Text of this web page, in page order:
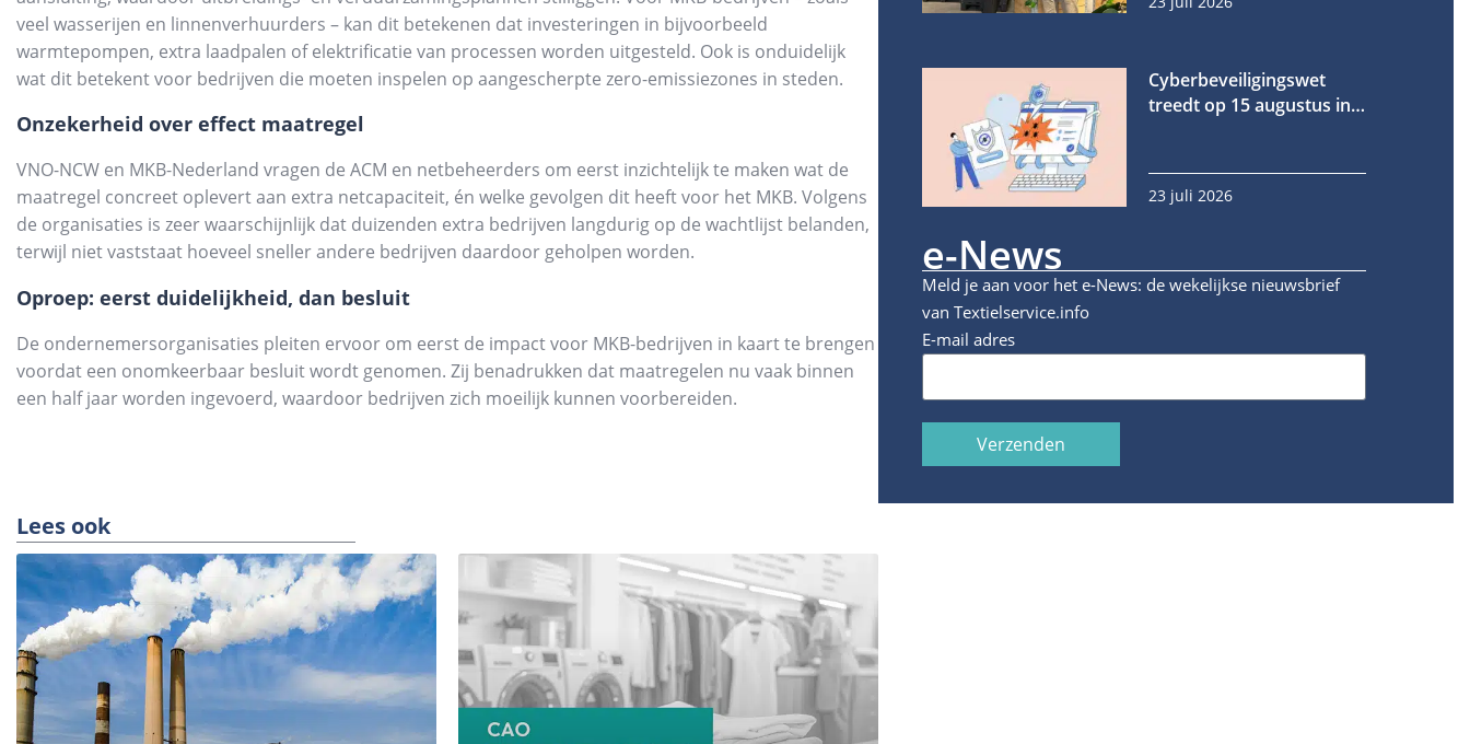
veel wasserijen en linnenverhuurders – kan dit betekenen dat investeringen in bijvoorbeeld
warmtepompen, extra laadpalen of elektrificatie van processen worden uitgesteld. Ook is onduidelijk
wat dit betekent voor bedrijven die moeten inspelen op aangescherpte zero-emissiezones in steden.
Onzekerheid over effect maatregel
VNO-NCW en MKB-Nederland vragen de ACM en netbeheerders om eerst inzichtelijk te maken wat de
maatregel concreet oplevert aan extra netcapaciteit, én welke gevolgen dit heeft voor het MKB. Volgens
de organisaties is zeer waarschijnlijk dat duizenden extra bedrijven langdurig op de wachtlijst belanden,
terwijl niet vaststaat hoeveel sneller andere bedrijven daardoor geholpen worden.
Oproep: eerst duidelijkheid, dan besluit
De ondernemersorganisaties pleiten ervoor om eerst de impact voor MKB-bedrijven in kaart te brengen
voordat een onomkeerbaar besluit wordt genomen. Zij benadrukken dat maatregelen nu vaak binnen
een half jaar worden ingevoerd, waardoor bedrijven zich moeilijk kunnen voorbereiden.
Lees ook
Cyberbeveiligingswet
treedt op 15 augustus in
23 juli 2026
e-News
Meld je aan voor het e-News: de wekelijkse nieuwsbrief
van Textielservice.info
E-mail adres
Verzenden